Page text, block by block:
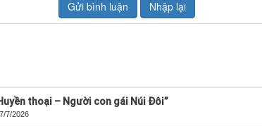
thoại – Người con gái Núi Đôi”
7/2026